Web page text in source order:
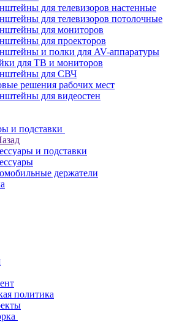
для телевизоров настенные
для телевизоров потолочные
для мониторов
для проекторов
и полки для AV-аппаратуры
для ТВ и мониторов
для СВЧ
решения рабочих мест
для видеостен
и подставки
и подставки
держатели
политика